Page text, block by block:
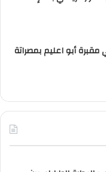
أبو اعليم بمصراتة